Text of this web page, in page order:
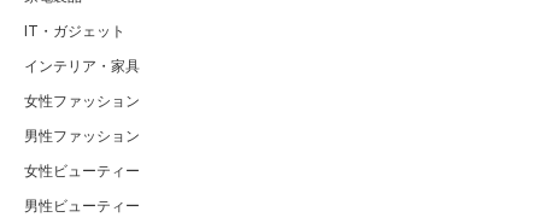
IT・ガジェット
インテリア・家具
女性ファッション
男性ファッション
女性ビューティー
男性ビューティー